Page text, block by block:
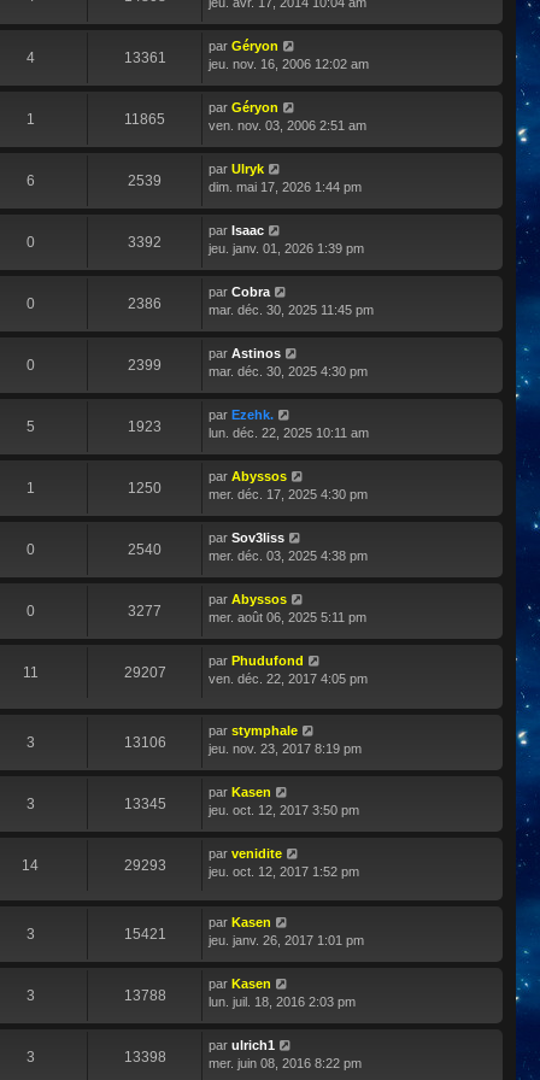
jeu. avr. 17, 2014 10:04 am
4 13361
par Géryon
jeu. nov. 16, 2006 12:02 am
1 11865
par Géryon
ven. nov. 03, 2006 2:51 am
6 2539
par Ulryk
dim. mai 17, 2026 1:44 pm
0 3392
par Isaac
jeu. janv. 01, 2026 1:39 pm
0 2386
par Cobra
mar. déc. 30, 2025 11:45 pm
0 2399
par Astinos
mar. déc. 30, 2025 4:30 pm
5 1923
par Ezehk.
lun. déc. 22, 2025 10:11 am
1 1250
par Abyssos
mer. déc. 17, 2025 4:30 pm
0 2540
par Sov3liss
mer. déc. 03, 2025 4:38 pm
0 3277
par Abyssos
mer. août 06, 2025 5:11 pm
11 29207
par Phudufond
ven. déc. 22, 2017 4:05 pm
3 13106
par stymphale
jeu. nov. 23, 2017 8:19 pm
3 13345
par Kasen
jeu. oct. 12, 2017 3:50 pm
14 29293
par venidite
jeu. oct. 12, 2017 1:52 pm
3 15421
par Kasen
jeu. janv. 26, 2017 1:01 pm
3 13788
par Kasen
lun. juil. 18, 2016 2:03 pm
3 13398
par ulrich1
mer. juin 08, 2016 8:22 pm